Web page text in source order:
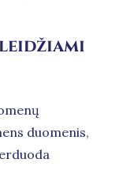
duomenis,